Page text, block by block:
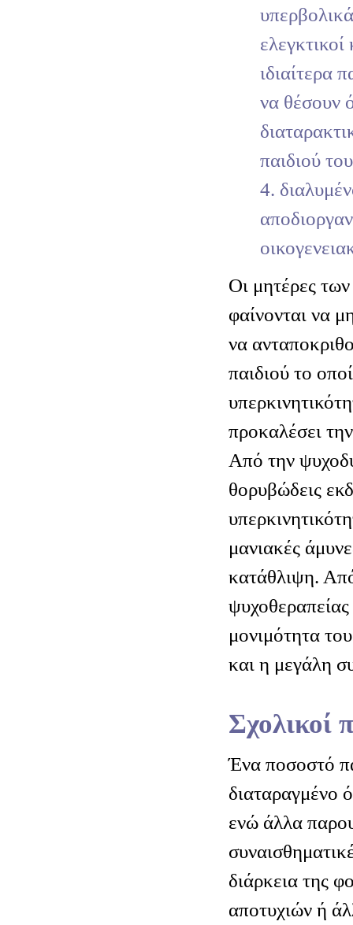
ιδιαίτερα
να θέσουν
παιδιού
4.
Οι μητέρες
φαίνονται να
να
παιδιού το
προκαλέσει
Από την
θορυβώδεις
μανιακές
κατάθλιψη.
ψυχοθεραπείας
μονιμότητα
και η μεγάλη
Σχολικοί
Ένα ποσοστό
διαταραγμένο
ενώ άλλα
διάρκεια της
αποτυχιών ή